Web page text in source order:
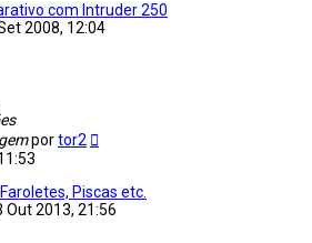
com Intruder 250
2008, 12:04
portor2
Piscas etc.
Out 2013, 21:56